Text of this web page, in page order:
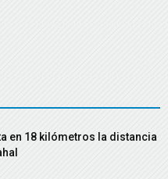
en 18 kilómetros la distancia